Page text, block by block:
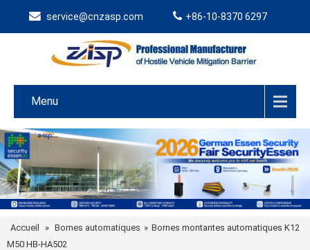
service@cnzasp.com +86-10-8370 6297
Menu
Accueil » Bornes automatiques » Bornes montantes automatiques K12
M50 HB-HA502